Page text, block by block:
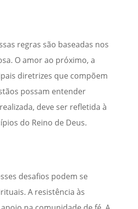
regras são baseadas nos
O amor ao próximo, a
diretrizes que compõem
possam entender
deve ser refletida à
do Reino de Deus.
desafios podem se
A resistência às